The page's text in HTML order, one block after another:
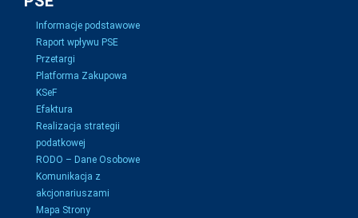
Informacje podstawowe
Raport wpływu PSE
Przetargi
Platforma Zakupowa
KSeF
Efaktura
Realizacja strategii
podatkowej
RODO – Dane Osobowe
Komunikacja z
akcjonariuszami
Mapa Strony